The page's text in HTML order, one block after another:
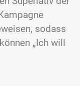
sodass
„Ich will